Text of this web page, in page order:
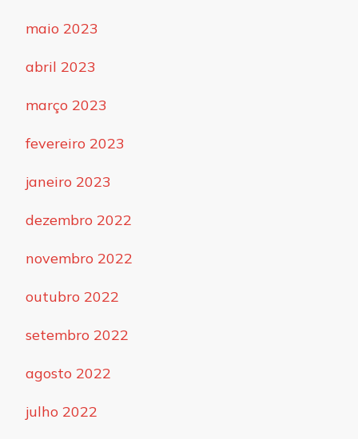
maio 2023
abril 2023
março 2023
fevereiro 2023
janeiro 2023
dezembro 2022
novembro 2022
outubro 2022
setembro 2022
agosto 2022
julho 2022